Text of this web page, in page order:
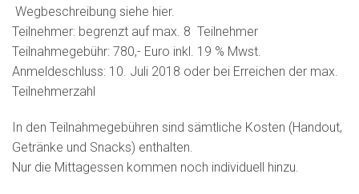
Wegbeschreibung siehe hier.
Teilnehmer: begrenzt auf max. 8 Teilnehmer
Teilnahmegebühr: 780,- Euro inkl. 19 % Mwst.
Anmeldeschluss: 10. Juli 2018 oder bei Erreichen der max.
Teilnehmerzahl
In den Teilnahmegebühren sind sämtliche Kosten (Handout,
Getränke und Snacks) enthalten.
Nur die Mittagessen kommen noch individuell hinzu.